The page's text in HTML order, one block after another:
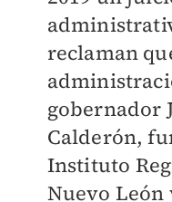
reclaman
gobernador
Calderón,
Instituto
Nuevo León